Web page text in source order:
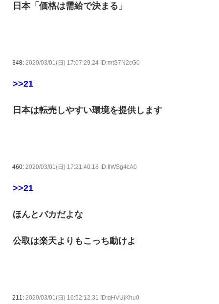
日本「価格は需給で決まる」
348: 2020/03/01(日) 17:07:29.24 ID:mtS7N2cG0
>>21
日本は転売しやすい環境を提供します
460: 2020/03/01(日) 17:21:40.18 ID:IlWSg4cA0
>>21
ほんとバカだよな
公取は楽天よりもこっち動けよ
211: 2020/03/01(日) 16:52:12.31 ID:qHVUjKhu0